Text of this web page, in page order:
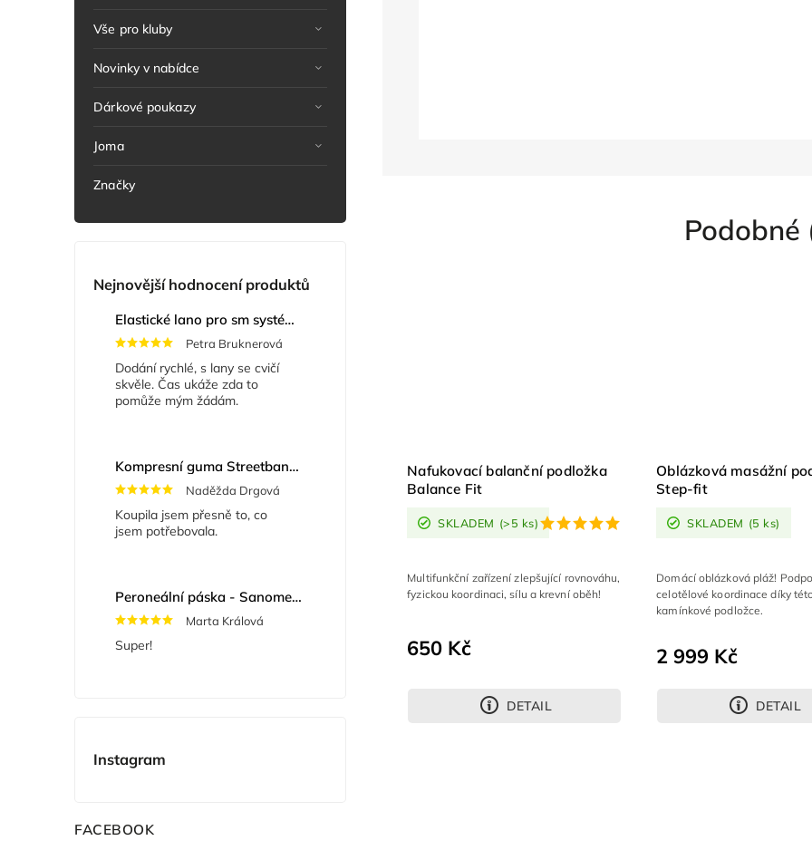
Vše pro kluby
Novinky v nabídce
Dárkové poukazy
Joma
Značky
Nejnovější hodnocení produktů
Elastické lano pro sm systém
Petra Bruknerová
Dodání rychlé, s lany se cvičí
skvěle. Čas ukáže zda to
pomůže mým žádám.
Kompresní guma Streetband 5 cm x 2 m
Naděžda Drgová
Koupila jsem přesně to, co
jsem potřebovala.
Peroneální páska - Sanomed 722
Marta Králová
Super!
Instagram
FACEBOOK
Podobné
Nafukovací balanční podložka
Balance Fit
SKLADEM (>5 ks)
650 Kč
DETAIL
Multifunkční zařízení zlepšující rovnováhu,
fyzickou koordinaci, sílu a krevní oběh!
Oblázková masážní
Step-fit
SKLADEM (5 ks)
2 999 Kč
DETAIL
Domácí oblázková pláž!
celotělové koordinace díky
kamínkové podložce.